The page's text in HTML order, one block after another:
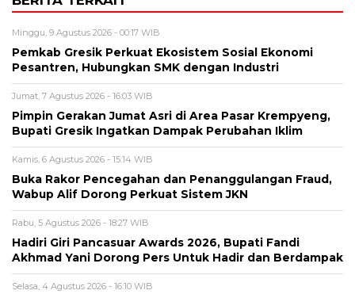
Minggu, 9 Agustus 2026 - 00:17 WIB
Pemkab Gresik Perkuat Ekosistem Sosial Ekonomi
Pesantren, Hubungkan SMK dengan Industri
Jumat, 7 Agustus 2026 - 16:03 WIB
Pimpin Gerakan Jumat Asri di Area Pasar Krempyeng,
Bupati Gresik Ingatkan Dampak Perubahan Iklim
Kamis, 6 Agustus 2026 - 15:14 WIB
Buka Rakor Pencegahan dan Penanggulangan Fraud,
Wabup Alif Dorong Perkuat Sistem JKN
Rabu, 5 Agustus 2026 - 18:27 WIB
Hadiri Giri Pancasuar Awards 2026, Bupati Fandi
Akhmad Yani Dorong Pers Untuk Hadir dan Berdampak
Selasa, 4 Agustus 2026 - 16:10 WIB